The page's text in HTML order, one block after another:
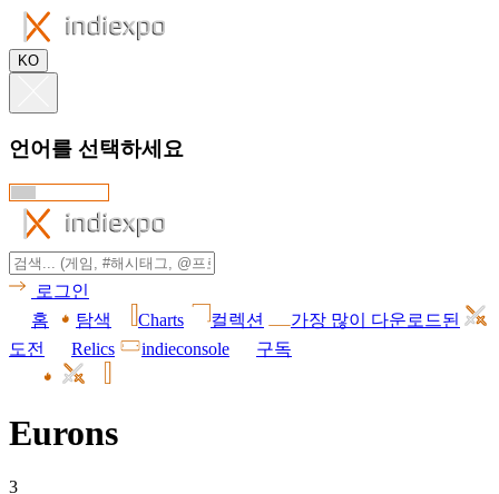
KO
언어를 선택하세요
로그인
홈
탐색 Charts 컬렉션
가장 많이 다운로드된
도전
Relics indieconsole 구독
Eurons
3